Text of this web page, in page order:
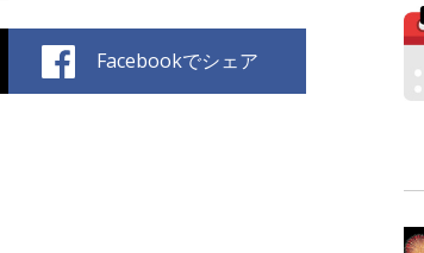
Facebookでシェア